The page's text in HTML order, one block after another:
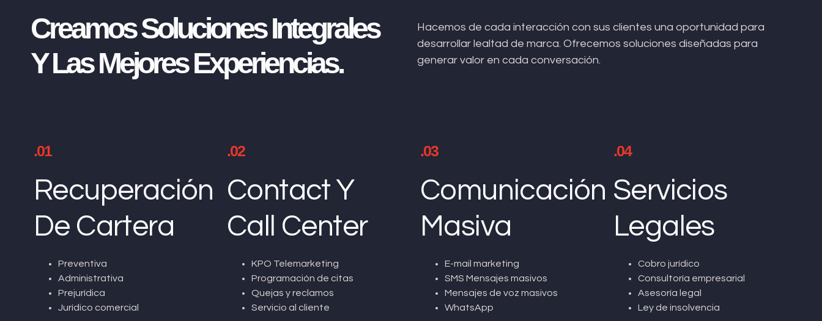
Creamos Soluciones Integrales
Y Las Mejores Experiencias.
Hacemos de cada interacción con sus clientes una oportunidad para
desarrollar lealtad de marca. Ofrecemos soluciones diseñadas para
generar valor en cada conversación.
.01
Recuperación
De Cartera
Preventiva
Administrativa
Prejurídica
Jurídico comercial
.02
Contact Y
Call Center
KPO Telemarketing
Programación de citas
Quejas y reclamos
Servicio al cliente
.03
Comunicación
Masiva
E-mail marketing
SMS Mensajes masivos
Mensajes de voz masivos
WhatsApp
.04
Servicios
Legales
Cobro jurídico
Consultoría empresarial
Asesoría legal
Ley de insolvencia